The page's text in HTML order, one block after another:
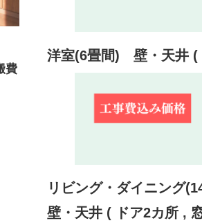
費
洋室(6畳間) 壁・天井 (
リビング・ダイニング
壁・天井 ( ドア2カ所 ,